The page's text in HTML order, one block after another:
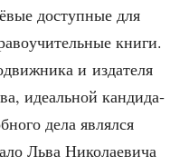
доступ­ные для
кни­ги.
и изда­те­ля
иде­аль­ной кан­ди­да­
дела являл­ся
Льва Нико­ла­е­ви­ча